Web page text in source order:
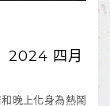
2024 四月
晚上化身為熱鬧